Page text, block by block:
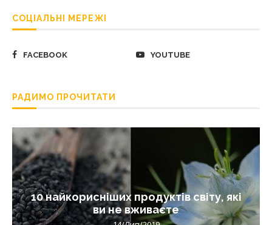
СОЦІАЛЬНІ МЕРЕЖІ
FACEBOOK YOUTUBE
РАДИМО ПРОЧИТАТИ
10 найкорисніших продуктів світу, які
ви не вживаєте